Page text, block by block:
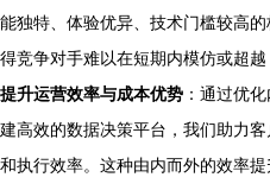
能独特、体验优异、技术门槛较高
得竞争对手难以在短期内模仿或超
提升运营效率与成本优势 ：通过优
建高效的数据决策平台，我们助力
和执行效率。这种由内而外的效率